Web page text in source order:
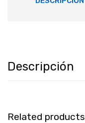
Descripción
Related products